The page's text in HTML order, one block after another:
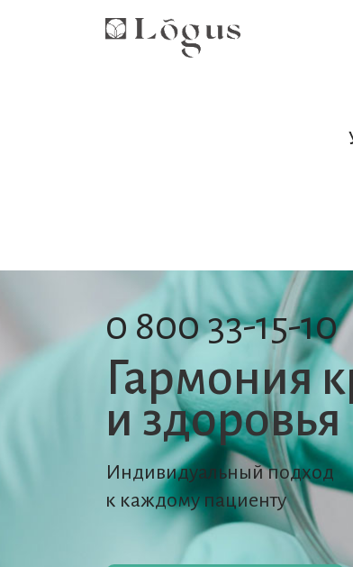
0 800 33-15-10
Гармония
и здоровья
Индивидуальный подход
к каждому пациенту